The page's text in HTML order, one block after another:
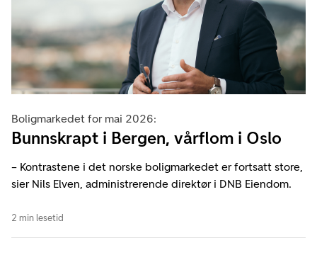
Boligmarkedet for mai 2026:
Bunnskrapt i Bergen, vårflom i Oslo
– Kontrastene i det norske boligmarkedet er fortsatt store,
sier Nils Elven, administrerende direktør i DNB Eiendom.
2 min lesetid